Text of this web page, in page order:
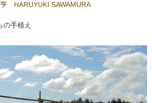
HARUYUKI SAWAMURA
手植え